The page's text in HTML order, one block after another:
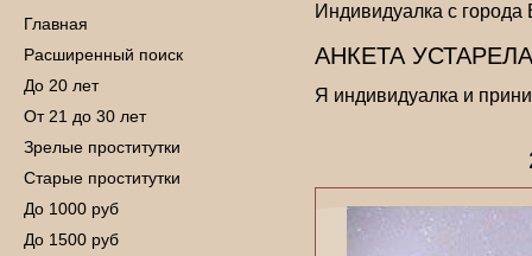
Главная
Расширенный поиск
До 20 лет
От 21 до 30 лет
Зрелые проститутки
Старые проститутки
До 1000 руб
До 1500 руб
Индивидуалка с города
АНКЕТА
Я индивидуалка и